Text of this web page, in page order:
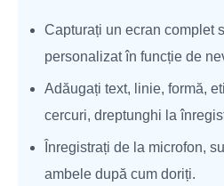
Capturați un ecran complet
personalizat în funcție de
Adăugați text, linie, formă,
cercuri, dreptunghi la
Înregistrați de la microfon,
ambele după cum doriți.